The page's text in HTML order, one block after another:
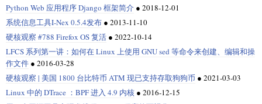
Python Web 应用程序 Django 框架简介 ● 2018-12-01
系统信息工具I-Nex 0.5.4发布 ● 2013-11-10
硬核观察 #788 Firefox OS 复活 ● 2022-10-14
LFCS 系列第一讲：如何在 Linux 上使用 GNU sed 等命令来创建、编辑和操
作文件 ● 2016-03-28
硬核观察 | 美国 1800 台比特币 ATM 现已支持存取狗狗币 ● 2021-03-03
Linux 中的 DTrace ：BPF 进入 4.9 内核 ● 2016-12-15